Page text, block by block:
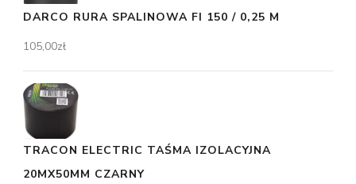
DARCO RURA SPALINOWA FI 150 / 0,25 M
105,00zł
TRACON ELECTRIC TAŚMA IZOLACYJNA
20MX50MM CZARNY